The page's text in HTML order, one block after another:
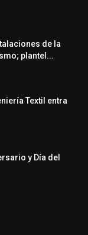
de la
plantel...
Textil entra
y Día del